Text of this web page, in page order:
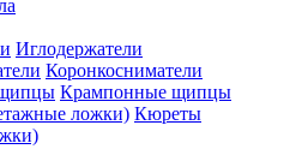
Иглодержатели
Коронкосниматели
Крампонные щипцы
Кюреты